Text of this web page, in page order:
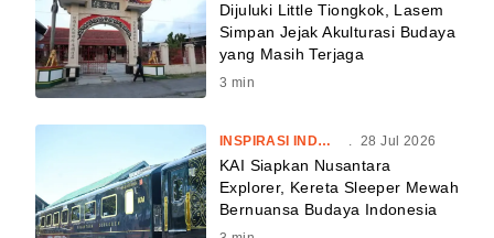
Dijuluki Little Tiongkok, Lasem
Simpan Jejak Akulturasi Budaya
yang Masih Terjaga
3 min
INSPIRASI INDONESIA 28 Jul 2026
KAI Siapkan Nusantara
Explorer, Kereta Sleeper Mewah
Bernuansa Budaya Indonesia